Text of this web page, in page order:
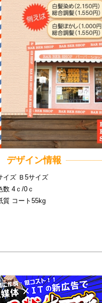
デザイン情報
イズ Ｂ5サイズ
数 4ｃ/0ｃ
質 コート55kg